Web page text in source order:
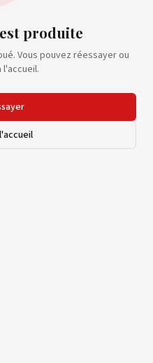
produite
Vous pouvez réessayer ou